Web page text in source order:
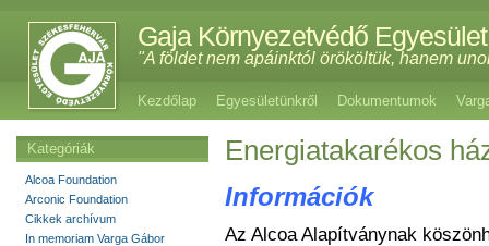
Gaja Környezetvédő Egyesület
"A földet nem apáinktól örököltük, hanem
Kezdőlap Egyesületünkről Dokumentumok
Energiatakarékos
Információk
Az Alcoa Alapítványnak
Kategóriák
Alcoa Foundation
Arconic Foundation
Cikkek archívum
In memoriam Varga Gábor